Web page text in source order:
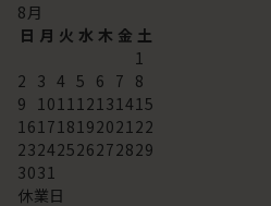
8月
日 月 火 水 木 金 土
1
2 3 4 5 6 7 8
9 101112131415
16171819202122
23242526272829
3031
休業日